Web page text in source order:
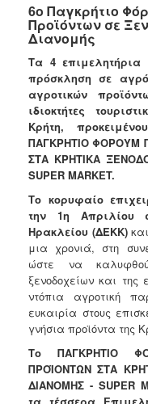
Ηλεκτρονική
Διακυβέρνηση
Σχολικές
Επιτροπές
Αγροτική
Ανάπτυξη
Ανακοινώσεις
Προγράμματα
Προσχολική
Αγωγή
Κοιμητήρια
Κέντρο
Οικογένειας
ΤΟΠΟΣ
ΠΟΛΙΤΙΣΜΟΣ
6ο Παγκρήτιο
Προϊόντων σε
Διανομής
Τα 4 επιμελητήρια
πρόσκληση σε
αγροτικών
ιδιοκτήτες
Κρήτη,
ΠΑΓΚΡΗΤΙΟ ΦΟΡΟΥΜ
ΣΤΑ ΚΡΗΤΙΚΑ
SUPER MARKET.
Το κορυφαίο
την 1η Απριλίου
Ηρακλείου (ΔΕΚΚ)
μια χρονιά, στη
ώστε να
ξενοδοχείων και της
ντόπια αγροτική
ευκαιρία στους
γνήσια προϊόντα της
Το ΠΑΓΚΡΗΤΙΟ
ΠΡΟΪΟΝΤΩΝ ΣΤΑ
ΔΙΑΝΟΜΗΣ - SUPER